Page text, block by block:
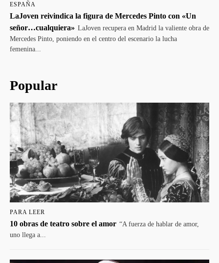
ESPAÑA
LaJoven reivindica la figura de Mercedes Pinto con «Un
señor…cualquiera» LaJoven recupera en Madrid la valiente obra de
Mercedes Pinto, poniendo en el centro del escenario la lucha
femenina...
Popular
PARA LEER
10 obras de teatro sobre el amor “A fuerza de hablar de amor,
uno llega a...